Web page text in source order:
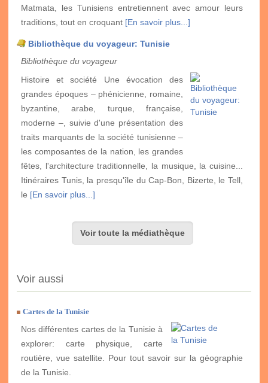
Matmata, les Tunisiens entretiennent avec amour leurs
traditions, tout en croquant [En savoir plus...]
Bibliothèque du voyageur: Tunisie
Bibliothèque du voyageur
Histoire et société Une évocation des
grandes époques – phénicienne, romaine,
byzantine, arabe, turque, française,
moderne –, suivie d'une présentation des
traits marquants de la société tunisienne –
les composantes de la nation, les grandes
fêtes, l'architecture traditionnelle, la musique, la cuisine...
Itinéraires Tunis, la presqu'île du Cap-Bon, Bizerte, le Tell,
le [En savoir plus...]
Voir toute la médiathèque
Voir aussi
Cartes de la Tunisie
Nos différentes cartes de la Tunisie à
explorer: carte physique, carte
routière, vue satellite. Pour tout savoir sur la géographie
de la Tunisie.